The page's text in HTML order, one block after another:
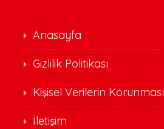
Anasayfa
Gizlilik Politikası
Kişisel Verilerin Korunması
İletişim